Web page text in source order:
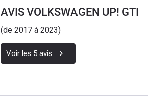
AVIS VOLKSWAGEN UP! GTI
(de 2017 à 2023)
Voir les 5 avis